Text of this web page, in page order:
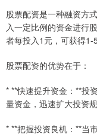
股票配资是一种融资方
入一定比例的资金进行
者每投入1元，可获得1-
股票配资的优势在于：
* **快速提升资金：**投
量资金，迅速扩大投资规
* **把握投资良机：**当